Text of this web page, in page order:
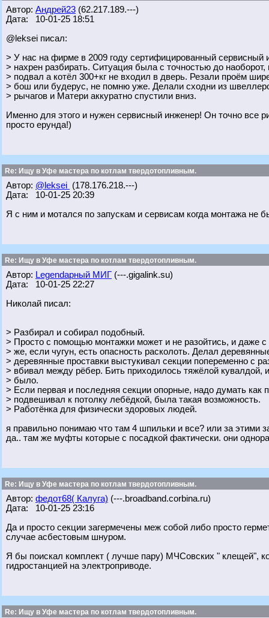
Автор: Андрей23 (62.217.189.---)
Дата: 10-01-25 18:51
@leksei писал:
> У нас на фирме в 2009 году сертифицированный сервисный
> нахрен разбирать. Ситуация была с точностью до
> подвал а котёл 300+кг не входил в дверь. Резали проём
> бош или будерус, не помню уже. Делали сходни из
> рычагов и Матери аккуратно спустили вниз.
Именно для этого и нужен сервисный инженер! Он точно все
просто ерунда!)
Re: Ищу в Уфе мастера по котлам твердотопливным.
Автор: @leksei (178.176.218.---)
Дата: 10-01-25 20:39
Я с ним и мотался по запускам и сервисам когда монтажа не
Re: Ищу в Уфе мастера по котлам твердотопливным.
Автор: Legendарный МИГ (---.gigalink.su)
Дата: 10-01-25 22:27
Николай писал:
> Разбирал и собирал подобный.
> Просто с помощью монтажки может и не разойтись, и даже
> же, если чугун, есть опасность расколоть. Делал
> деревянные проставки выстукивал секции попеременно с
> вбивал между рёбер. Бить приходилось тяжёлой кувалдой,
> было.
> Если первая и последняя секции опорные, надо думать как
> подвешивал к потолку лебёдкой, была такая возможность.
> Работёнка для физически здоровых людей.
я правильно понимаю что там 4 шпильки и все? или за этими
да.. там же муфты которые с посадкой фактически. они
Re: Ищу в Уфе мастера по котлам твердотопливным.
Автор: федот68( Калуга) (---.broadband.corbina.ru)
Дата: 10-01-25 23:16
Да и просто секции загермечены меж собой либо просто
случае асбестовым шнуром.
Я бы поискал комплект ( лучше пару) МЧСовских " клещей",
гидростанцией на электроприводе.
Re: Ищу в Уфе мастера по котлам твердотопливным.